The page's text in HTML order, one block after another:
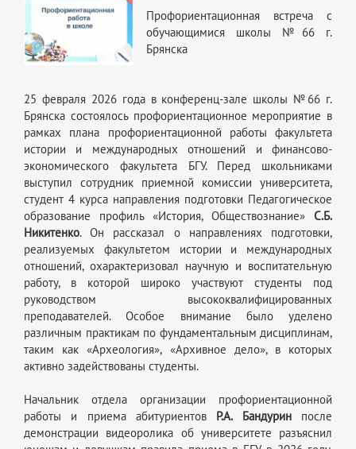
Профориентационная встреча с
обучающимися школы №66 г.
Брянска
25 февраля 2026 года в конференц-зале школы №66 г.
Брянска состоялось профориентационное мероприятие в
рамках плана профориентационной работы факультета
истории и международных отношений и финансово-
экономического факультета БГУ. Перед школьниками
выступил сотрудник приемной комиссии университета,
студент 4 курса направления подготовки Педагогическое
образование профиль «История, Обществознание» С.Б.
Никитенко. Он рассказал о направлениях подготовки,
реализуемых факультетом истории и международных
отношений, охарактеризовал научную и воспитательную
работу, в которой широко участвуют студенты под
руководством высококвалифицированных
преподавателей. Особое внимание было уделено
различным практикам по фундаментальным дисциплинам,
таким как «Археология», «Архивное дело», в которых
активно задействованы студенты.
Начальник отдела организации профориентационной
работы и приема абитуриентов
Р.А. Бандуринпосле
демонстрации видеоролика об университете разъяснил